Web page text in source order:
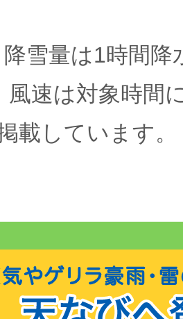
雪量は1時間降
風速は対象時間
載しています。